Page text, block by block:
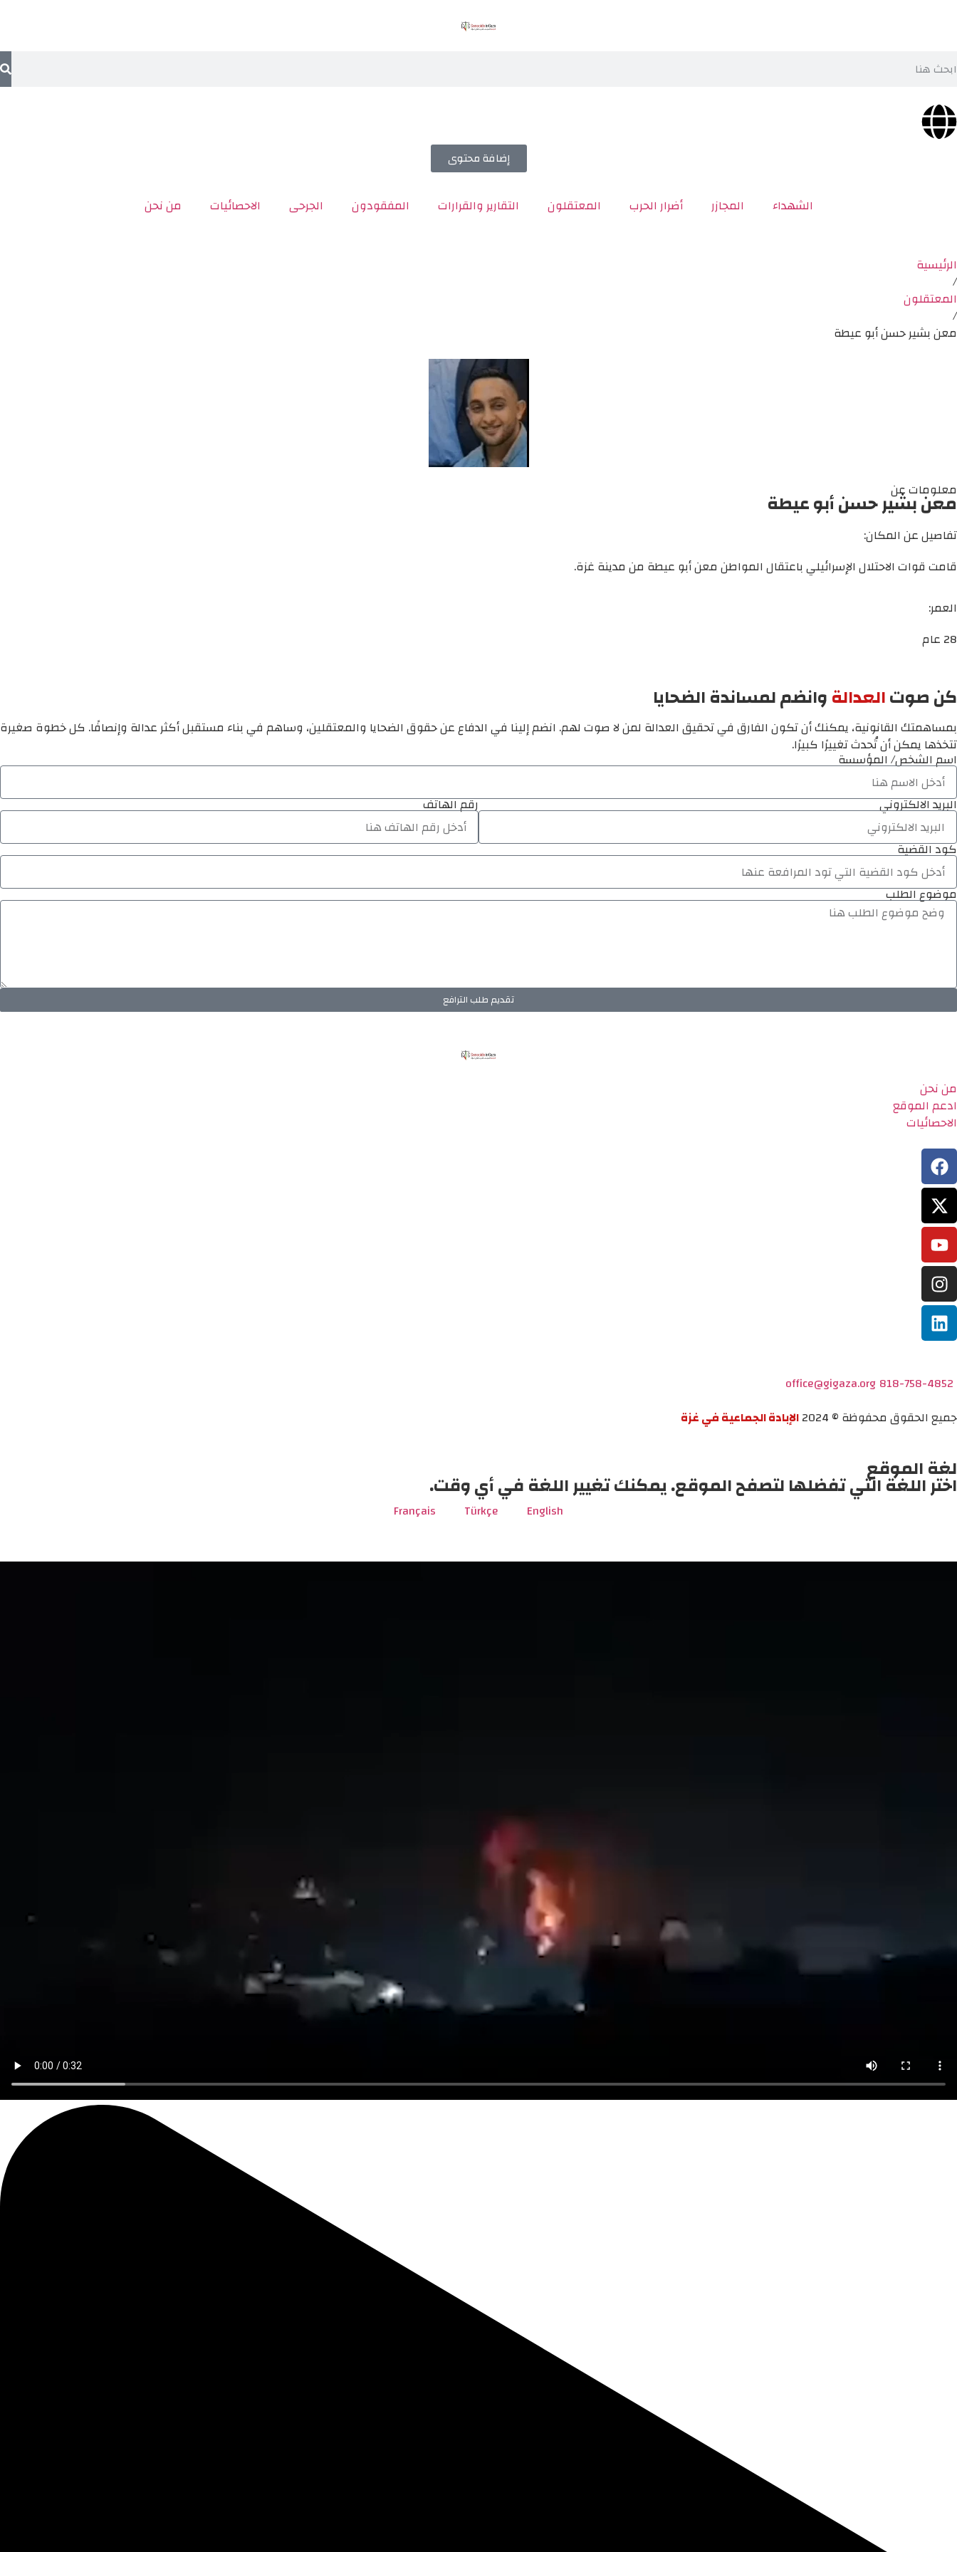
إضافة محتوى
الشهداء المجازر أضرار الحرب المعتقلون التقارير والقرارات المفقودون الجرحى الاحصائيات من نحن
الرئيسية
/
المعتقلون
/
معن بشير حسن أبو عيطة
معلومات عن
معن بشير حسن أبو عيطة
تفاصيل عن المكان:
قامت قوات الاحتلال الإسرائيلي باعتقال المواطن معن أبو عيطة من مدينة غزة.
العمر:
28 عام
كن صوتالعدالةوانضم لمساندة الضحايا
بمساهمتك القانونية، يمكنك أن تكون الفارق في تحقيق العدالة لمن لا صوت لهم. انضم إلينا في الدفاع عن حقوق الضحايا والمعتقلين، وساهم في بناء مستقبل أكثر عدالة وإنصافًا. كل خطوة صغيرة
تتخذها يمكن أن تُحدث تغييرًا كبيرًا.
اسم الشخص/ المؤسسة
البريد الالكتروني رقم الهاتف
كود القضية
موضوع الطلب
تقديم طلب الترافع
من نحن
ادعم الموقع
الاحصائيات
818-758-4852
office@gigaza.org
جميع الحقوق محفوظة © 2024
الإبادة الجماعية في غزة
لغة الموقع
اختر اللغة التي تفضلها لتصفح الموقع. يمكنك تغيير اللغة في أي وقت.
English
Türkçe
Français